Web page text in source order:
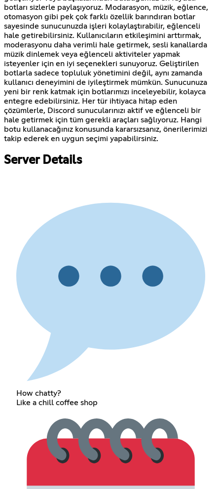
botları sizlerle paylaşıyoruz. Modarasyon, müzik, eğlence,
otomasyon gibi pek çok farklı özellik barındıran botlar
sayesinde sunucunuzda işleri kolaylaştırabilir, eğlenceli
hale getirebilirsiniz. Kullanıcıların etkileşimini arttırmak,
moderasyonu daha verimli hale getirmek, sesli kanallarda
müzik dinlemek veya eğlenceli aktiviteler yapmak
isteyenler için en iyi seçenekleri sunuyoruz. Geliştirilen
botlarla sadece topluluk yönetimini değil, aynı zamanda
kullanıcı deneyimini de iyileştirmek mümkün. Sunucunuza
yeni bir renk katmak için botlarımızı inceleyebilir, kolayca
entegre edebilirsiniz. Her tür ihtiyaca hitap eden
çözümlerle, Discord sunucularınızı aktif ve eğlenceli bir
hale getirmek için tüm gerekli araçları sağlıyoruz. Hangi
botu kullanacağınız konusunda kararsızsanız, önerilerimizi
takip ederek en uygun seçimi yapabilirsiniz.
Server Details
How chatty?
Like a chill coffee shop